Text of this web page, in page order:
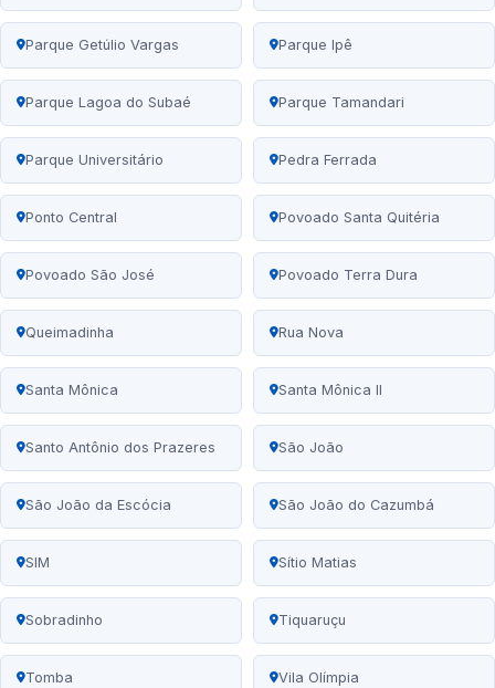
Parque Getúlio Vargas Parque Ipê
Parque Lagoa do Subaé Parque Tamandari
Parque Universitário Pedra Ferrada
Ponto Central Povoado Santa Quitéria
Povoado São José Povoado Terra Dura
Queimadinha Rua Nova
Santa Mônica Santa Mônica II
Santo Antônio dos Prazeres São João
São João da Escócia São João do Cazumbá
SIM Sítio Matias
Sobradinho Tiquaruçu
Tomba Vila Olímpia